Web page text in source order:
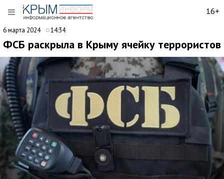
16+
6 марта 2024 14:34
ФСБ раскрыла в Крыму ячейку террористов